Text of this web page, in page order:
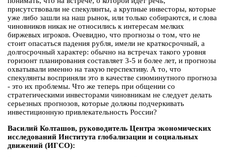
присутствовали не спекулянты, а крупные инвесторы, которые
уже либо зашли на наш рынок, или только собираются, и слова
чиновников никак не относились к интересам мелких
биржевых игроков. Очевидно, что прогнозы о том, что не
стоит опасаться падения рубля, имели не краткосрочный, а
долгосрочный характер: обычно на встречах такого уровня
горизонт планирования составляет 3-5 и более лет, и прогнозы
охватывали именно на такую перспективу. А то, что
спекулянты восприняли это в качестве сиюминутного прогноза
- это их проблемы. Что же теперь при общении со
стратегическими инвесторами чиновникам не следует делать
серьезных прогнозов, которые должны подчеркивать
инвестиционную привлекательность России?
Василий Колташов, руководитель Центра экономических
исследований Института глобализации и социальных
движений (ИГСО):